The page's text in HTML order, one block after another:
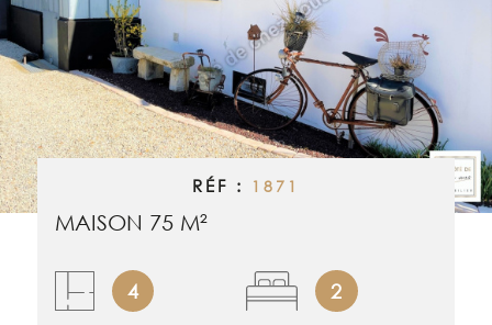
ALERTE
ESTIMATION
NOS BIENS
RÉF : 1871
MAISON 75 M²
4 2
RECHERCHER